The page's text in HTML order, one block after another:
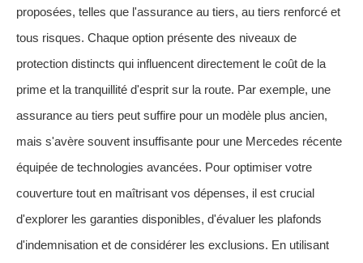
proposées, telles que l'assurance au tiers, au tiers renforcé et
tous risques. Chaque option présente des niveaux de
protection distincts qui influencent directement le coût de la
prime et la tranquillité d'esprit sur la route. Par exemple, une
assurance au tiers peut suffire pour un modèle plus ancien,
mais s'avère souvent insuffisante pour une Mercedes récente
équipée de technologies avancées. Pour optimiser votre
couverture tout en maîtrisant vos dépenses, il est crucial
d'explorer les garanties disponibles, d'évaluer les plafonds
d'indemnisation et de considérer les exclusions. En utilisant